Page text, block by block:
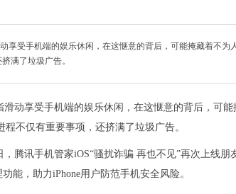
享受手机端的娱乐休闲，在这惬意的背后，可能掩藏着不为
满了垃圾广告。
动享受手机端的娱乐休闲，在这惬意的背后，可
不仅有重要事项，还挤满了垃圾广告。
腾讯手机管家iOS“骚扰诈骗 再也不见”再次上线朋
能，助力iPhone用户防范手机安全风险。